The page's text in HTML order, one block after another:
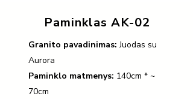
Paminklas AK-02
Granito pavadinimas:Juodas su
Aurora
Paminklo matmenys: 140cm * ~
70cm